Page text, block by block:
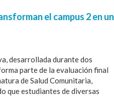
el campus 2 en un
desarrollada durante dos
parte de la evaluación final
de Salud Comunitaria,
que estudiantes de diversas